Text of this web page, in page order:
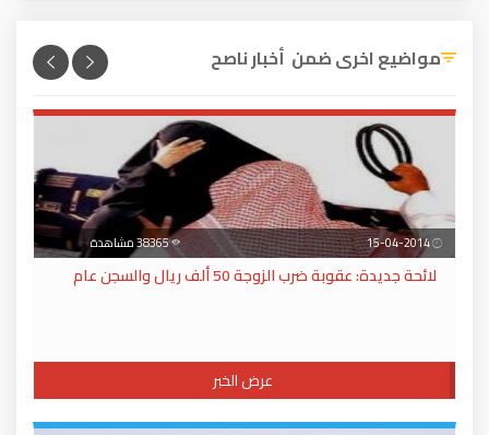
مواضيع اخرى ضمن أخبار ناصح
38365 مشاهدة
لائحة جديدة: عقوبة ضرب الزوجة 50 ألف ريال والسجن عام
عرض الخبر